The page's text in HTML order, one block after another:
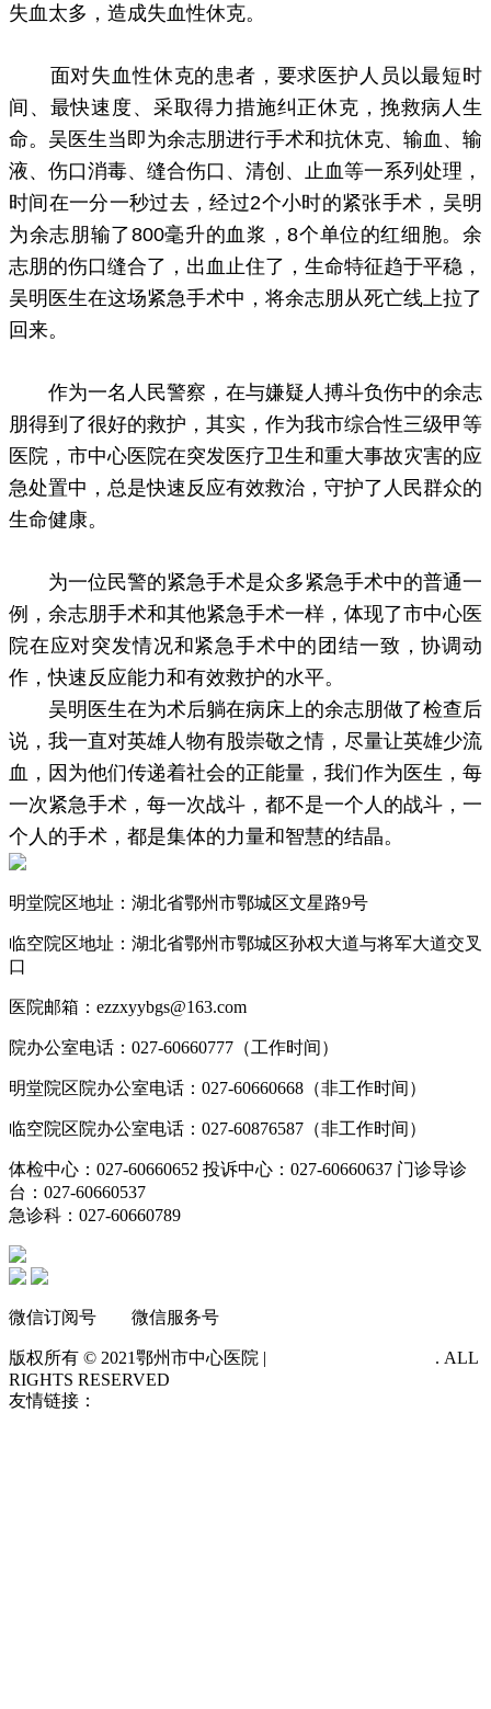
失血太多，造成失血性休克。
面对失血性休克的患者，要求医护人员以最短时
间、最快速度、采取得力措施纠正休克，挽救病人生
命。吴医生当即为余志朋进行手术和抗休克、输血、输
液、伤口消毒、缝合伤口、清创、止血等一系列处理，
时间在一分一秒过去，经过2个小时的紧张手术，吴明
为余志朋输了800毫升的血浆，8个单位的红细胞。余
志朋的伤口缝合了，出血止住了，生命特征趋于平稳，
吴明医生在这场紧急手术中，将余志朋从死亡线上拉了
回来。
作为一名人民警察，在与嫌疑人搏斗负伤中的余志
朋得到了很好的救护，其实，作为我市综合性三级甲等
医院，市中心医院在突发医疗卫生和重大事故灾害的应
急处置中，总是快速反应有效救治，守护了人民群众的
生命健康。
为一位民警的紧急手术是众多紧急手术中的普通一
例，余志朋手术和其他紧急手术一样，体现了市中心医
院在应对突发情况和紧急手术中的团结一致，协调动
作，快速反应能力和有效救护的水平。
吴明医生在为术后躺在病床上的余志朋做了检查后
说，我一直对英雄人物有股崇敬之情，尽量让英雄少流
血，因为他们传递着社会的正能量，我们作为医生，每
一次紧急手术，每一次战斗，都不是一个人的战斗，一
个人的手术，都是集体的力量和智慧的结晶。
明堂院区地址：湖北省鄂州市鄂城区文星路9号
临空院区地址：湖北省鄂州市鄂城区孙权大道与将军大道交叉
口
医院邮箱：ezzxyybgs@163.com
院办公室电话：027-60660777（工作时间）
明堂院区院办公室电话：027-60660668（非工作时间）
临空院区院办公室电话：027-60876587（非工作时间）
体检中心：027-60660652 投诉中心：027-60660637 门诊导诊
台：027-60660537
急诊科：027-60660789
微信订阅号 微信服务号
版权所有 © 2021鄂州市中心医院 |
. ALL
RIGHTS RESERVED
友情链接：